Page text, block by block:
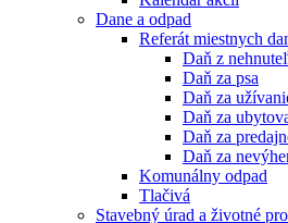
Dane a odpad
Referát miestnych
Daň z
Daň za psa
Daň za
Daň za
Daň za
Daň za
Komunálny odpad
Tlačivá
Stavebný úrad a životné